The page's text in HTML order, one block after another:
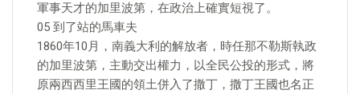
軍事天才的加里波第，在政治上確實短視了。
05 到了站的馬車夫
1860年10月，南義大利的解放者，時任那不勒斯執政
的加里波第，主動交出權力，以全民公投的形式，將
原兩西西里王國的領土併入了撒丁，撒丁王國也名正